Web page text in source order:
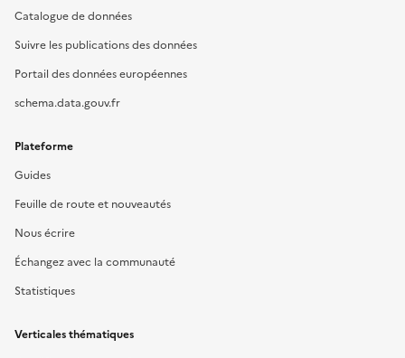
Catalogue de données
Suivre les publications des données
Portail des données européennes
schema.data.gouv.fr
Plateforme
Guides
Feuille de route et nouveautés
Nous écrire
Échangez avec la communauté
Statistiques
Verticales thématiques